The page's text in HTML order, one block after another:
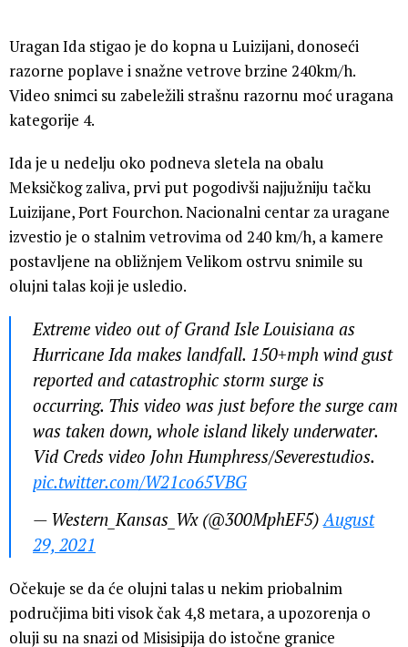
Uragan Ida stigao je do kopna u Luizijani, donoseći
razorne poplave i snažne vetrove brzine 240km/h.
Video snimci su zabeležili strašnu razornu moć uragana
kategorije 4.
Ida je u nedelju oko podneva sletela na obalu
Meksičkog zaliva, prvi put pogodivši najjužniju tačku
Luizijane, Port Fourchon. Nacionalni centar za uragane
izvestio je o stalnim vetrovima od 240 km/h, a kamere
postavljene na obližnjem Velikom ostrvu snimile su
olujni talas koji je usledio.
Extreme video out of Grand Isle Louisiana as
Hurricane Ida makes landfall. 150+mph wind gust
reported and catastrophic storm surge is
occurring. This video was just before the surge cam
was taken down, whole island likely underwater.
Vid Creds video John Humphress/Severestudios.
pic.twitter.com/W21co65VBG
— Western_Kansas_Wx (@300MphEF5)August
29, 2021
Očekuje se da će olujni talas u nekim priobalnim
područjima biti visok čak 4,8 metara, a upozorenja o
oluji su na snazi od Misisipija do istočne granice